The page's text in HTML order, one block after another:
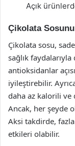
Açık
Çikolata
Çikolata sosu,
sağlık faydalarıyla
antioksidanlar
iyileştirebilir.
daha az kalorili ve
Ancak, her şeyde
Aksi takdirde, fazla
etkileri olabilir.